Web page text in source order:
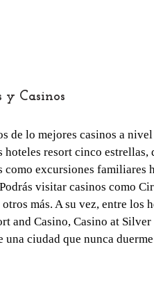
y Casinos
de lo mejores casinos a
hoteles resort cinco estrellas,
como excursiones familiares
visitar casinos como
más. A su vez, entre los
and Casino, Casino at
una ciudad que nunca